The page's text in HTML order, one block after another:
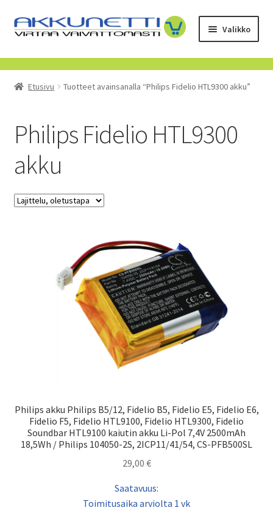
Siirry
navigointiin
Siirry
sisältöön
Valikko
Kauppa
Tietoa meistä
Yrityksille
Toimitusehdot
Etusivu Tuotteet avainsanalla “Philips Fidelio HTL9300 akku”
Philips Fidelio HTL9300
akku
Philips akku Philips B5/12, Fidelio B5, Fidelio E5, Fidelio E6,
Fidelio F5, Fidelio HTL9100, Fidelio HTL9300, Fidelio
Soundbar HTL9100 kaiutin akku Li-Pol 7,4V 2500mAh
18,5Wh / Philips 104050-2S, 2ICP11/41/54, CS-PFB500SL
29,00 €
Saatavuus:
Toimitusaika arviolta 1 vk